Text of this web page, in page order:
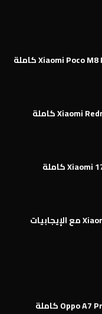
مواصفات هاتف Xiaomi 17T مع الإيجابيات